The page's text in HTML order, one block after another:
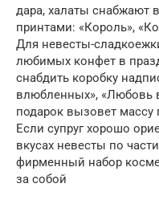
дара, халаты
принтами: «Король»,
Для невесты-
любимых конфет в
снабдить коробку
влюбленных», «Любовь
подарок вызовет
Если супруг хорошо
вкусах невесты по
фирменный набор
за собой